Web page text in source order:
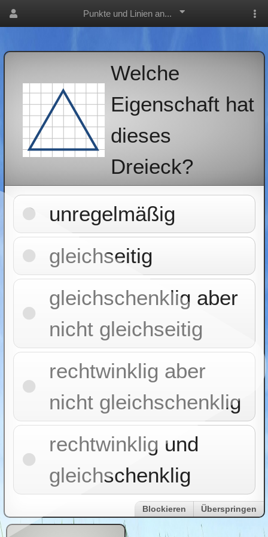
Punkte und Linien an...
Welche
Eigenschaft hat
dieses
Dreieck?
unregelmäßig
gleichseitig
gleichschenklig aber
nicht gleichseitig
rechtwinklig aber
nicht gleichschenklig
rechtwinklig und
gleichschenklig
Blockieren Überspringen